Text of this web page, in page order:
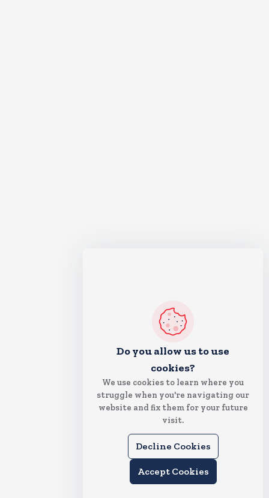
Do you allow us to use
cookies?
We use cookies to learn where you
struggle when you're navigating our
website and fix them for your future
visit.
Decline Cookies
Accept Cookies